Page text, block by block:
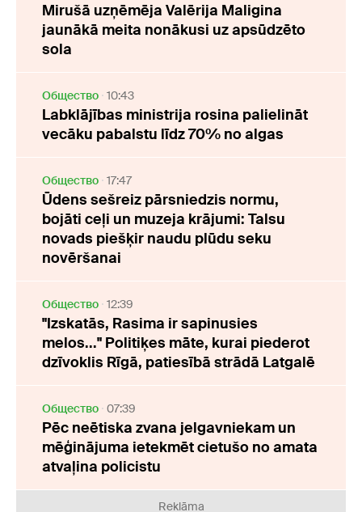
Mirušā uzņēmēja Valērija Maligina
jaunākā meita nonākusi uz apsūdzēto
sola
Oбщество 10:43
Labklājības ministrija rosina palielināt
vecāku pabalstu līdz 70% no algas
Oбщество 17:47
Ūdens sešreiz pārsniedzis normu,
bojāti ceļi un muzeja krājumi: Talsu
novads piešķir naudu plūdu seku
novēršanai
Oбщество 12:39
"Izskatās, Rasima ir sapinusies
melos..." Politiķes māte, kurai piederot
dzīvoklis Rīgā, patiesībā strādā Latgalē
Oбщество 07:39
Pēc neētiska zvana jelgavniekam un
mēģinājuma ietekmēt cietušo no amata
atvaļina policistu
Reklāma